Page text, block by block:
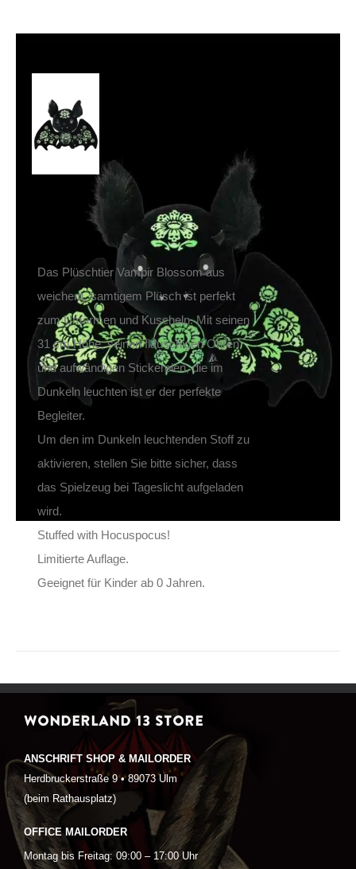
Inkl. MwSt.
zzgl.Versand
Lieferzeit: ca. 1-2 Tage DE, ca. 3-4 Tage EU
Das Plüschtier Vampir Blossom aus
weichem, samtigem Plüsch ist perfekt
zum Umarmen und Kuscheln. Mit seinen
31 cm Höhe, seinen flauschigen Ohren
und aufwändigen Stickereien, die im
Dunkeln leuchten ist er der perfekte
Begleiter.
Um den im Dunkeln leuchtenden Stoff zu
aktivieren, stellen Sie bitte sicher, dass
das Spielzeug bei Tageslicht aufgeladen
wird.
Stuffed with Hocuspocus!
Limitierte Auflage.
Geeignet für Kinder ab 0 Jahren.
WONDERLAND 13 STORE
ANSCHRIFT SHOP & MAILORDER
Herdbruckerstraße 9 • 89073 Ulm
(beim Rathausplatz)
OFFICE MAILORDER
Montag bis Freitag: 09:00 – 17:00 Uhr